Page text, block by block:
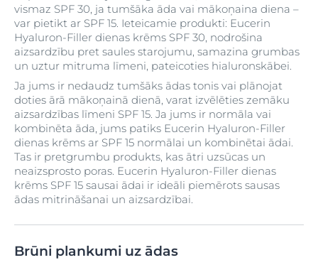
vismaz SPF 30, ja tumšāka āda vai mākoņaina diena –
var pietikt ar SPF 15. Ieteicamie produkti: Eucerin
Hyaluron-Filler dienas krēms SPF 30, nodrošina
aizsardzību pret saules starojumu, samazina grumbas
un uztur mitruma līmeni, pateicoties hialuronskābei.
Ja jums ir nedaudz tumšāks ādas tonis vai plānojat
doties ārā mākoņainā dienā, varat izvēlēties zemāku
aizsardzības līmeni SPF 15. Ja jums ir normāla vai
kombinēta āda, jums patiks Eucerin Hyaluron-Filler
dienas krēms ar SPF 15 normālai un kombinētai ādai.
Tas ir pretgrumbu produkts, kas ātri uzsūcas un
neaizsprosto poras. Eucerin Hyaluron-Filler dienas
krēms SPF 15 sausai ādai ir ideāli piemērots sausas
ādas mitrināšanai un aizsardzībai.
Brūni plankumi uz ādas